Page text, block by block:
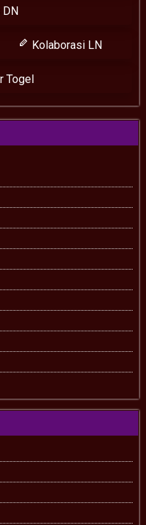
DN
Kolaborasi LN
Togel